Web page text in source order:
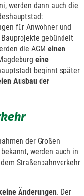
werden dann auch die
für Anwohner und
gebündelt
die AGM einen
eine
beginnt später
Ausbau der
der Großen
werden auch in
Straßenbahnverkehr
Änderungen. Der